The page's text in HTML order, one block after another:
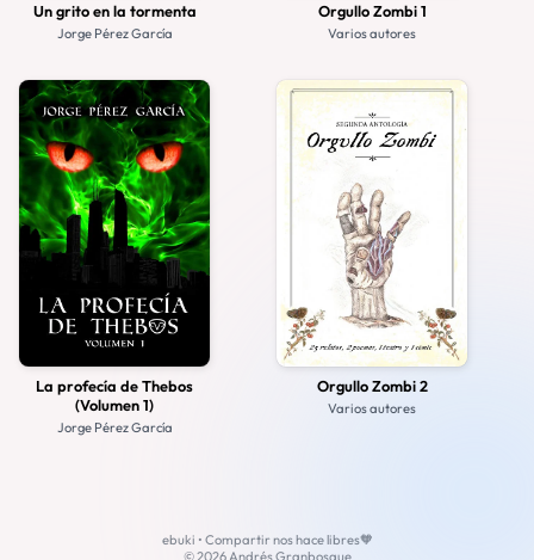
Un grito en la tormenta
Jorge Pérez García
Orgullo Zombi 1
Varios autores
La profecía de Thebos
(Volumen 1)
Jorge Pérez García
Orgullo Zombi 2
Varios autores
ebuki • Compartir nos hace libres🧡
© 2026 Andrés Granbosque